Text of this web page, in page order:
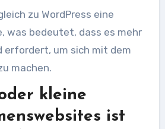
zu WordPress eine
was bedeutet, dass es mehr
erfordert, um sich mit dem
machen.
kleine
ist